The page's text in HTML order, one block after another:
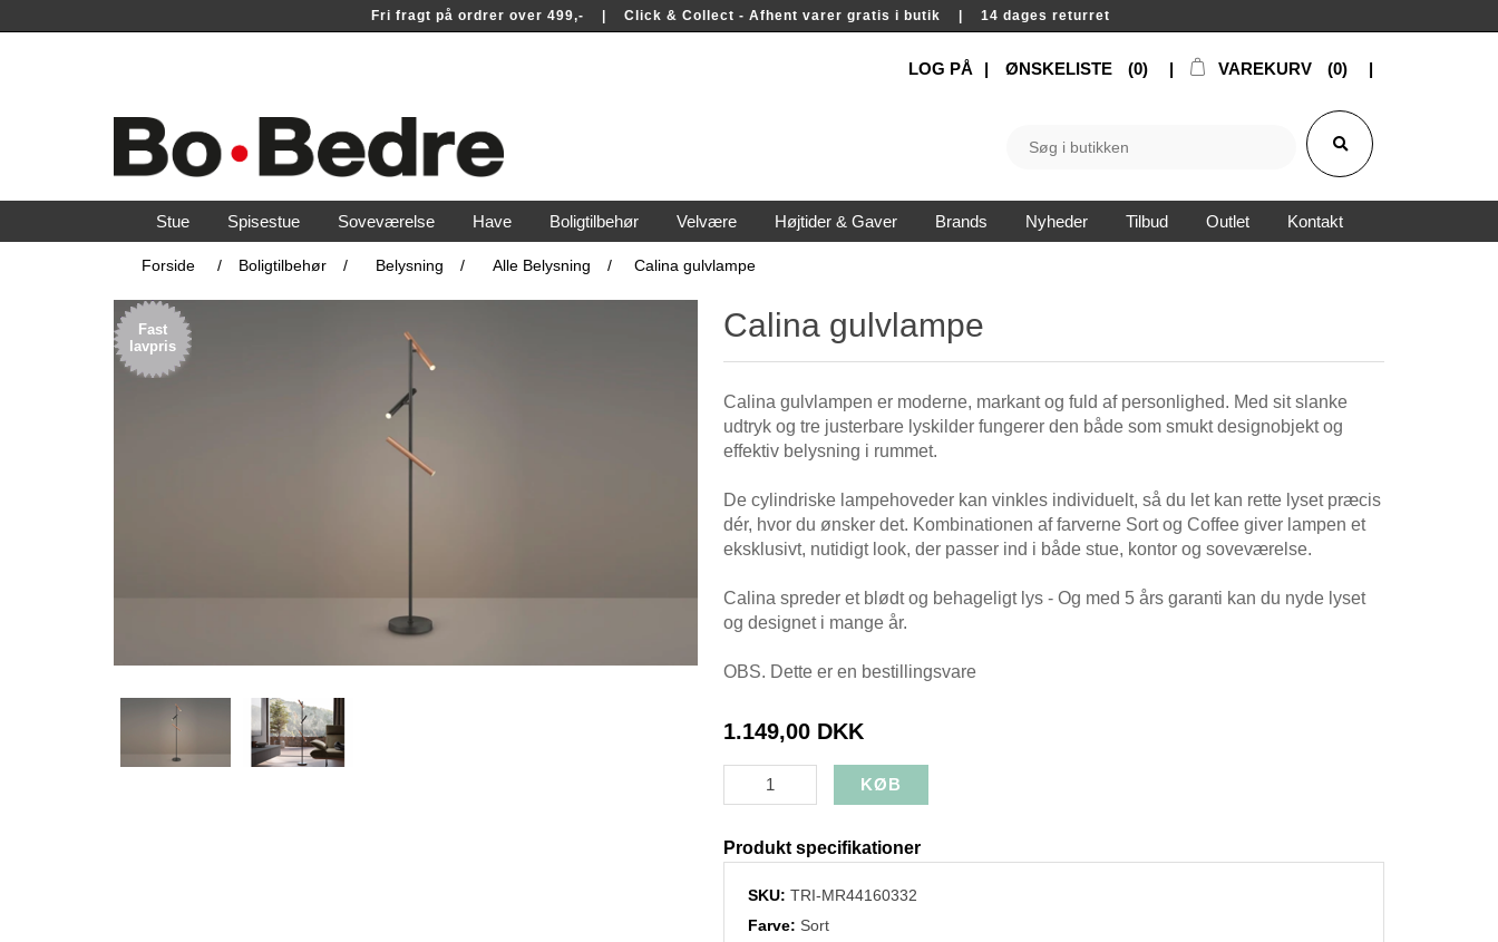
Fri fragt på ordrer over 499,- | Click & Collect - Afhent varer gratis i butik | 14 dages returret
LOG PÅ ØNSKELISTE (0) VAREKURV (0)
Stue Spisestue Soveværelse Have Boligtilbehør Velvære Højtider & Gaver Brands Nyheder Tilbud Outlet Kontakt
Forside / Boligtilbehør / Belysning / Alle Belysning / Calina gulvlampe
Fast
lavpris
Calina gulvlampe
Calina gulvlampen er moderne, markant og fuld af personlighed. Med sit slanke
udtryk og tre justerbare lyskilder fungerer den både som smukt designobjekt og
effektiv belysning i rummet.
De cylindriske lampehoveder kan vinkles individuelt, så du let kan rette lyset præcis
dér, hvor du ønsker det. Kombinationen af farverne Sort og Coffee giver lampen et
eksklusivt, nutidigt look, der passer ind i både stue, kontor og soveværelse.
Calina spreder et blødt og behageligt lys - Og med 5 års garanti kan du nyde lyset
og designet i mange år.
OBS. Dette er en bestillingsvare
1.149,00 DKK
Produkt specifikationer
SKU:TRI-MR44160332
Farve: Sort